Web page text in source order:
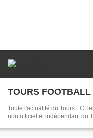
TOURS
Toute l'actualité du Tours FC,
non officiel et indépendant du